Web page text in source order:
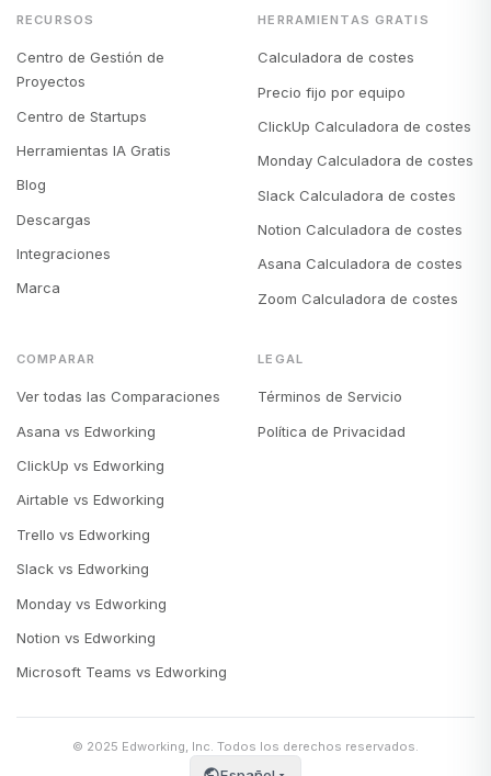
RECURSOS
Centro de Gestión de
Proyectos
Centro de Startups
Herramientas IA Gratis
Blog
Descargas
Integraciones
Marca
HERRAMIENTAS GRATIS
Calculadora de costes
Precio fijo por equipo
ClickUp Calculadora de costes
Monday Calculadora de costes
Slack Calculadora de costes
Notion Calculadora de costes
Asana Calculadora de costes
Zoom Calculadora de costes
COMPARAR
Ver todas las Comparaciones
Asana vs Edworking
ClickUp vs Edworking
Airtable vs Edworking
Trello vs Edworking
Slack vs Edworking
Monday vs Edworking
Notion vs Edworking
Microsoft Teams vs Edworking
LEGAL
Términos de Servicio
Política de Privacidad
© 2025 Edworking, Inc. Todos los derechos reservados.